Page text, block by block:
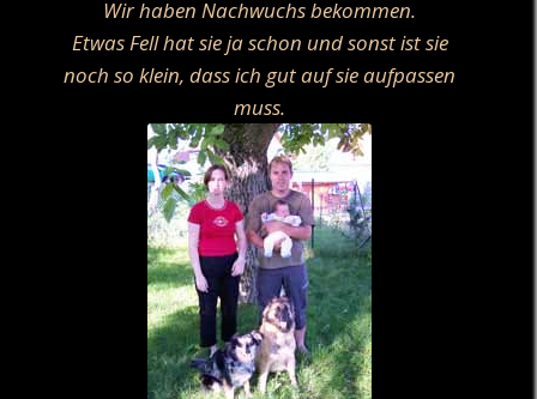
Wir haben Nachwuchs bekommen.
Etwas Fell hat sie ja schon und sonst ist sie
noch so klein, dass ich gut auf sie aufpassen
muss.